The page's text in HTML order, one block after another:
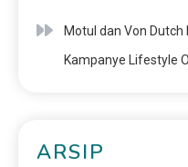
Motul dan Von
Kampanye Lifestyle
ARSIP